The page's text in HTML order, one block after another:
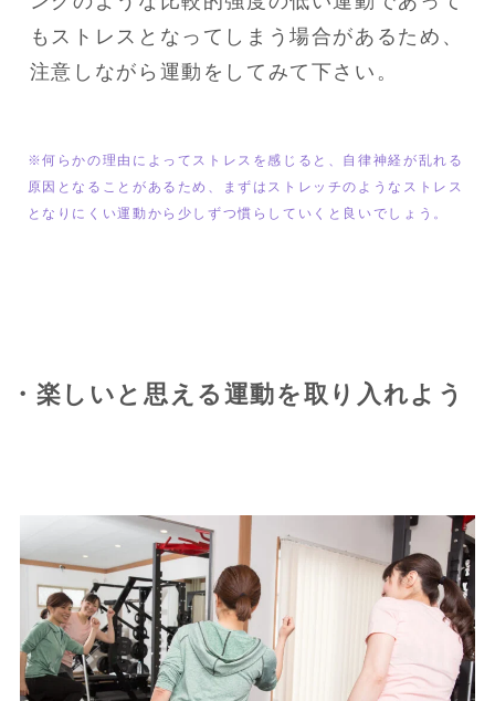
もストレスとなってしまう場合があるため、
注意しながら運動をしてみて下さい。
※何らかの理由によってストレスを感じると、自律神経が乱れる
原因となることがあるため、まずはストレッチのようなストレス
となりにくい運動から少しずつ慣らしていくと良いでしょう。
・楽しいと思える運動を取り入れよう